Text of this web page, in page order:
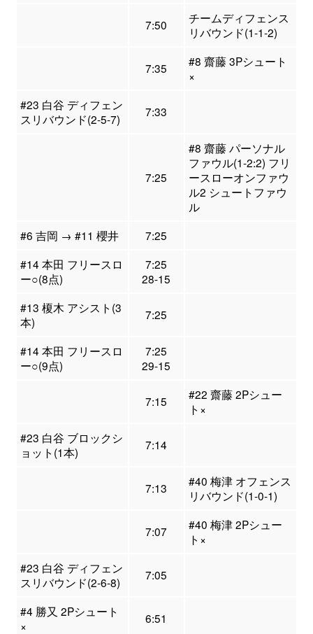
7:50
チームディフェンス
リバウンド(1-1-2)
7:35
#8 齋藤 3Pシュート
×
#23 白谷 ディフェン
スリバウンド(2-5-7)
7:33
7:25
#8 齋藤 パーソナル
ファウル(1-2:2) フリ
ースローオンファウ
ル2 シュートファウ
ル
#6 吉岡 → #11 櫻井
7:25
#14 本田 フリースロ
ー○(8点)
7:25
28-15
#13 榎木 アシスト(3
本)
7:25
#14 本田 フリースロ
ー○(9点)
7:25
29-15
7:15
#22 齋藤 2Pシュー
ト×
#23 白谷 ブロックシ
ョット(1本)
7:14
7:13
#40 梅津 オフェンス
リバウンド(1-0-1)
7:07
#40 梅津 2Pシュー
ト×
#23 白谷 ディフェン
スリバウンド(2-6-8)
7:05
#4 勝又 2Pシュート
×
6:51